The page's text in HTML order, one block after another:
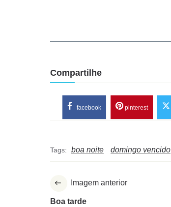
Compartilhe
facebook pinterest
Tags: boa noite domingo vencido
Imagem anterior
Boa tarde